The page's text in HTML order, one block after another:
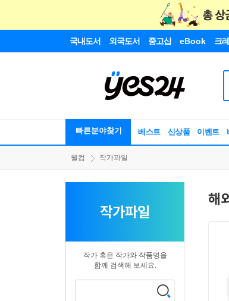
국내도서 외국도서 중고샵 eBook 크
빠른분야찾기 베스트 신상품 이벤트
웰컴 작가파일
작가파일
작가 혹은 작가와 작품명을
함께 검색해 보세요.
해